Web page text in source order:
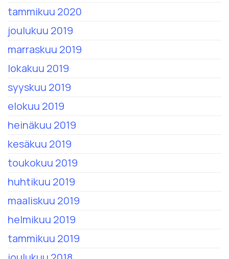
tammikuu 2020
joulukuu 2019
marraskuu 2019
lokakuu 2019
syyskuu 2019
elokuu 2019
heinäkuu 2019
kesäkuu 2019
toukokuu 2019
huhtikuu 2019
maaliskuu 2019
helmikuu 2019
tammikuu 2019